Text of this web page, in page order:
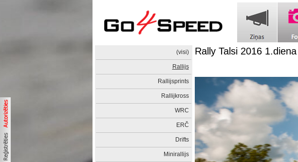
(visi)
Rallijs
Rallijsprints
Rallijkross
WRC
ERČ
Drifts
Minirallijs
Rally Talsi 2016 1.diena